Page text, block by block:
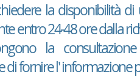
la disponibilità
entro 24-48 ore dalla
la
fornire l' informazione